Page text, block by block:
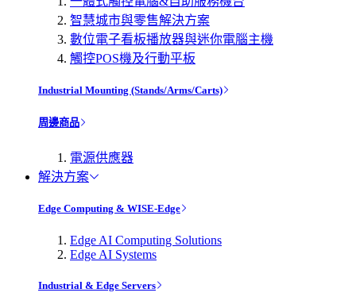
智慧城市與零售解決方案
數位電子看板播放器與迷你電腦主機
觸控POS機及行動平板
Industrial Mounting (Stands/Arms/Carts)
周邊商品
電源供應器
解決方案
Edge Computing & WISE-Edge
Edge AI Computing Solutions
Edge AI Systems
Industrial & Edge Servers